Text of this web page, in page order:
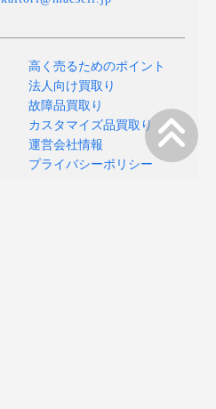
高く売るためのポイント
法人向け買取り
故障品買取り
カスタマイズ品買取り
運営会社情報
プライバシーポリシー